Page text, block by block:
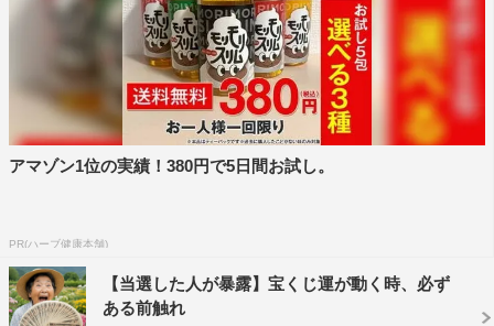
MC：霜降り明星（せいや、粗品）
進行：小西真奈美
ゲスト：小池栄子
公式HP：https://www.fujitv.co.jp/b_hp/cake/index.html
公式Twitter：https://twitter.com/instead_of_cake
FOD：https://fod.fujitv.co.jp/title/2c10/
アマゾン1位の実績！380円で5日間お試し。
PR(ハーブ健康本舗)
【当選した人が暴露】宝くじ運が動く時、必ず
ある前触れ